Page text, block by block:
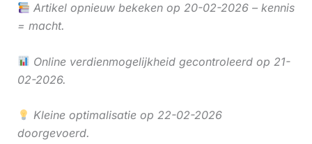
Artikel opnieuw bekeken op 20-02-2026 – kennis
= macht.
Online verdienmogelijkheid gecontroleerd op 21-
02-2026.
Kleine optimalisatie op 22-02-2026
doorgevoerd.